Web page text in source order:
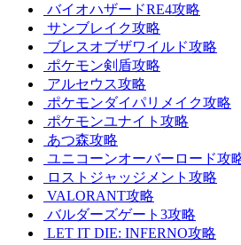
バイオハザードRE4攻略
サンブレイク攻略
ブレスオブザワイルド攻略
ポケモン剣盾攻略
アルセウス攻略
ポケモンダイパリメイク攻略
ポケモンユナイト攻略
あつ森攻略
ユニコーンオーバーロード攻
ロストジャッジメント攻略
VALORANT攻略
バルダーズゲート3攻略
LET IT DIE: INFERNO攻略